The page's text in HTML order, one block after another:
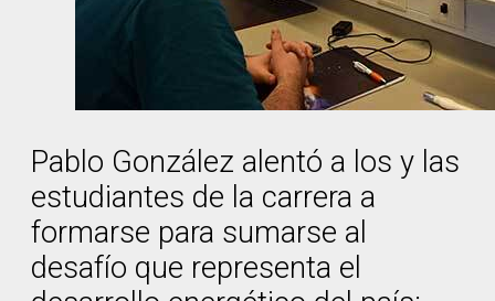
Pablo González alentó a los y las
estudiantes de la carrera a
formarse para sumarse al
desafío que representa el